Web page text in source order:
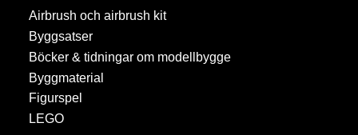
Airbrush och airbrush kit
Byggsatser
Böcker & tidningar om modellbygge
Byggmaterial
Figurspel
LEGO